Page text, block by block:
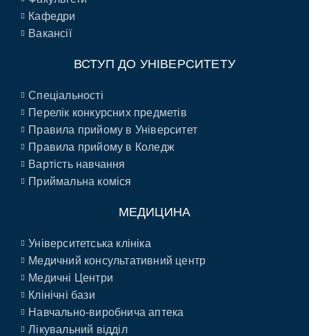
Кафедри
Вакансії
ВСТУП ДО УНІВЕРСИТЕТУ
Спеціальності
Перелік конкурсних предметів
Правила прийому в Університет
Правила прийому в Коледж
Вартість навчання
Приймальна коміся
МЕДИЦИНА
Університетська клініка
Медичний консультативний центр
Медичні Центри
Клінічні бази
Навчально-виробнича аптека
Лікувальний відділ